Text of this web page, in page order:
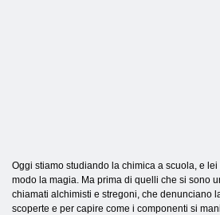
Oggi stiamo studiando la chimica a scuola, e
modo la magia. Ma prima di quelli che si sono
chiamati alchimisti e stregoni, che denunciano
scoperte e per capire come i componenti si